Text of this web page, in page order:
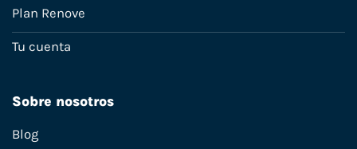
Plan Renove
Tu cuenta
Sobre nosotros
Blog